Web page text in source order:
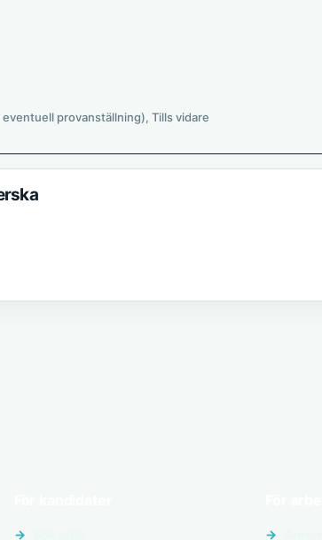
provanställning), Tills vidare